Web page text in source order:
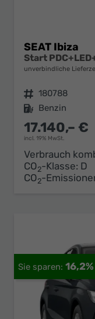
SEAT Ibiza
Start
unverbindliche
Fahrzeugnr. 180788
Kraftstoff Benzin
17.140,– €
incl. 19% MwSt.
Verbrauch
CO2-Klasse: D
CO2-
16,2%